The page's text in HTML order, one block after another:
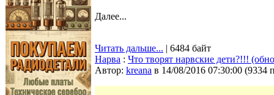
Далее...
Читать дальше... | 6484 байт
Нарва : Что творят нарвские дети?!!!
Автор: kreana в 14/08/2016 07:30:00 (9334